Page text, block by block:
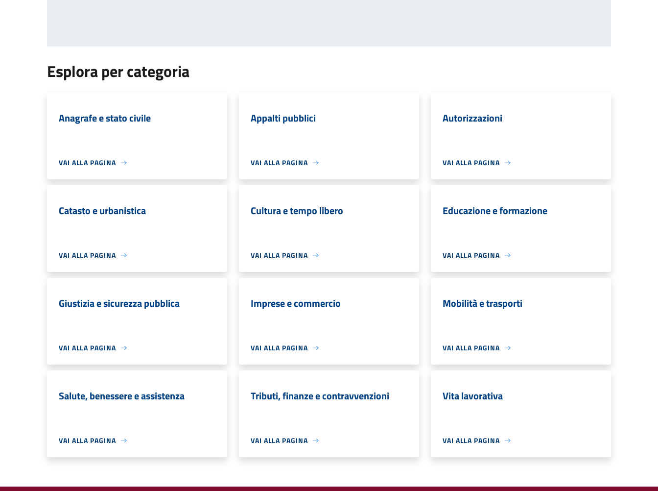
Esplora per categoria
Anagrafe e stato civile
VAI ALLA PAGINA
Appalti pubblici
VAI ALLA PAGINA
Autorizzazioni
VAI ALLA PAGINA
Catasto e urbanistica
VAI ALLA PAGINA
Cultura e tempo libero
VAI ALLA PAGINA
Educazione e formazione
VAI ALLA PAGINA
Giustizia e sicurezza pubblica
VAI ALLA PAGINA
Imprese e commercio
VAI ALLA PAGINA
Mobilità e trasporti
VAI ALLA PAGINA
Salute, benessere e assistenza
VAI ALLA PAGINA
Tributi, finanze e contravvenzioni
VAI ALLA PAGINA
Vita lavorativa
VAI ALLA PAGINA